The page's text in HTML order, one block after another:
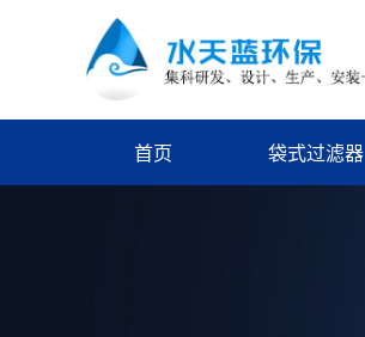
首页 袋式过滤器